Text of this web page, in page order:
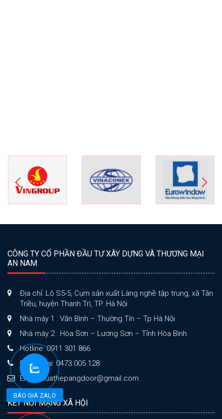
CÔNG TY CỔ PHẦN ĐẦU TƯ XÂY DỰNG VÀ THƯƠNG MẠI
AN NAM
Địa chỉ: Lô S5-5, Cụm sản xuất Làng nghề tập trung, xã Tân
Triều, huyện Thanh Trì, TP. Hà Nội
Nhà máy 1 : Văn Bình – Thường Tín – Tp Hà Nội
Nhà máy 2 : Hòa Sơn – Lương Sơn – Tỉnh Hòa Bình
Hotline: 0911 301 866
Điện thoại: 0473 005 128
Email: cuathepangdoor@gmail.com
KẾT NỐI MẠNG XÃ HỘI
BÁO GIÁ ZALO